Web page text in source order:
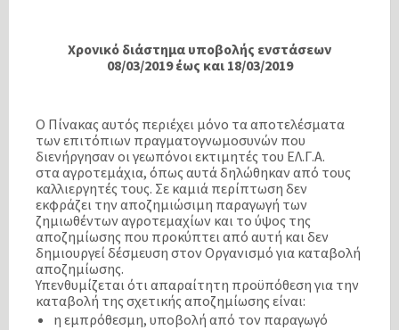
Χρονικό διάστηµα υποβολής ενστάσεων
08/03/2019 έως και 18/03/2019
Ο Πίνακας αυτός περιέχει µόνο τα αποτελέσµατα
των επιτόπιων πραγµατογνωµοσυνών που
διενήργησαν οι γεωπόνοι εκτιµητές του ΕΛ.Γ.Α.
στα αγροτεµάχια, όπως αυτά δηλώθηκαν από τους
καλλιεργητές τους. Σε καµιά περίπτωση δεν
εκφράζει την αποζηµιώσιµη παραγωγή των
ζηµιωθέντων αγροτεµαχίων και το ύψος της
αποζηµίωσης που προκύπτει από αυτή και δεν
δηµιουργεί δέσµευση στον Οργανισµό για καταβολή
αποζηµίωσης.
Υπενθυµίζεται ότι απαραίτητη προϋπόθεση για την
καταβολή της σχετικής αποζηµίωσης είναι:
η εµπρόθεσµη, υποβολή από τον παραγωγό